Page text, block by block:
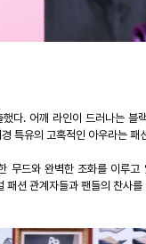
했다. 어깨 라인이 드러나는 블
특유의 고혹적인 아우라는 패
무드와 완벽한 조화를 이루고
패션 관계자들과 팬들의 찬사를